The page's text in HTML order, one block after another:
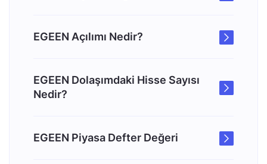
EGEEN Açılımı Nedir?
EGEEN Dolaşımdaki Hisse Sayısı
Nedir?
EGEEN Piyasa Defter Değeri